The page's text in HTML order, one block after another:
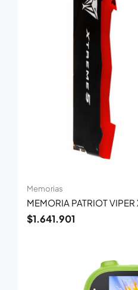
Memorias
MEMORIA PATRIOT VIPER
$1.641.901